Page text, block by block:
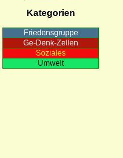
Kategorien
Friedensgruppe
Ge-Denk-Zellen
Soziales
Umwelt